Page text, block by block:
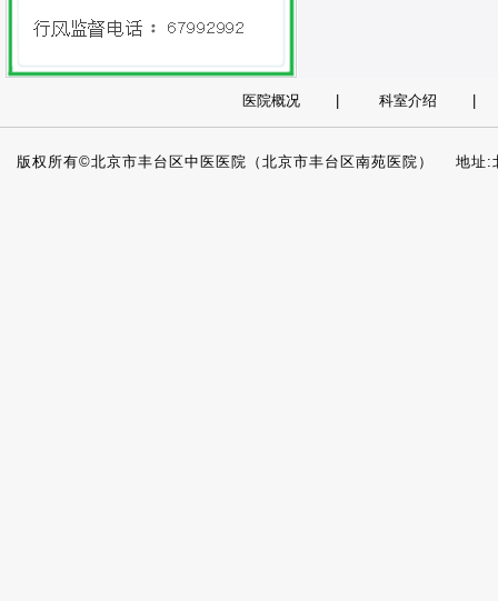
医院概况 科室介绍
版权所有©北京市丰台区中医医院（北京市丰台区南苑医院） 地